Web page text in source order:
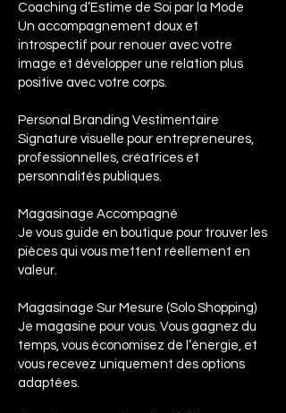
Coaching d’Estime de Soi par la Mode
Un accompagnement doux et
introspectif pour renouer avec votre
image et développer une relation plus
positive avec votre corps.
Personal Branding Vestimentaire
Signature visuelle pour entrepreneures,
professionnelles, créatrices et
personnalités publiques.
Magasinage Accompagné
Je vous guide en boutique pour trouver les
pièces qui vous mettent réellement en
valeur.
Magasinage Sur Mesure (Solo Shopping)
Je magasine pour vous. Vous gagnez du
temps, vous économisez de l’énergie, et
vous recevez uniquement des options
adaptées.